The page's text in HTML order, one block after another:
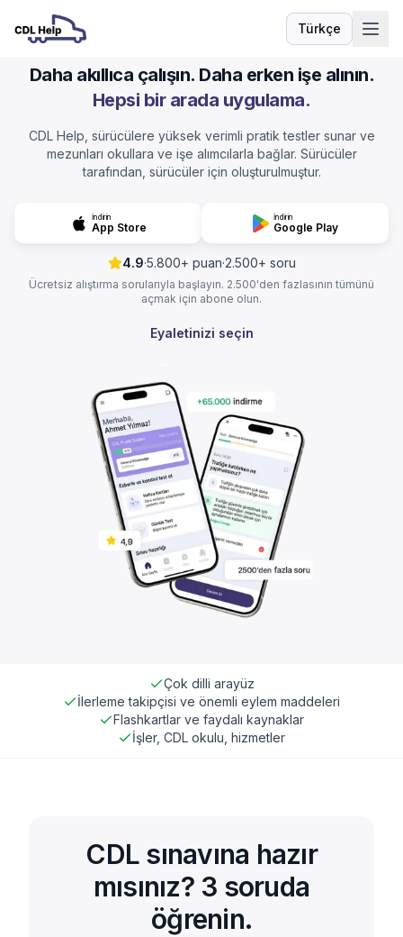
Türkçe
Dil
Daha akıllıca çalışın. Daha erken işe alının.
Hepsi bir arada uygulama.
CDL Help, sürücülere yüksek verimli pratik testler sunar ve
mezunları okullara ve işe alımcılarla bağlar. Sürücüler
tarafından, sürücüler için oluşturulmuştur.
İndirin
App Store
İndirin
Google Play
4.9·5.800+ puan·2.500+ soru
Ücretsiz alıştırma sorularıyla başlayın. 2.500'den fazlasının tümünü
açmak için abone olun.
Eyaletinizi seçin
Çok dilli arayüz
İlerleme takipçisi ve önemli eylem maddeleri
Flashkartlar ve faydalı kaynaklar
İşler, CDL okulu, hizmetler
CDL sınavına hazır
mısınız? 3 soruda
öğrenin.